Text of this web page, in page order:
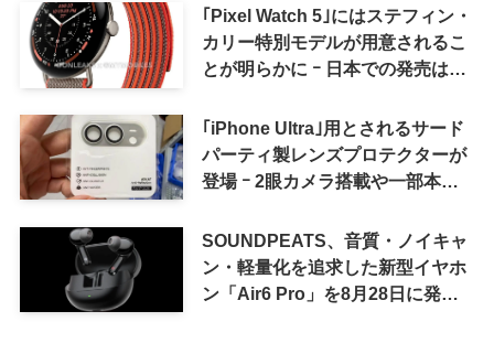
｢Pixel Watch 5｣にはステフィン・
カリー特別モデルが用意されるこ
とが明らかに ｰ 日本での発売は期
｢iPhone Ultra｣用とされるサード
パーティ製レンズプロテクターが
登場 ｰ 2眼カメラ搭載や一部本体
SOUNDPEATS、音質・ノイキャ
ン・軽量化を追求した新型イヤホ
ン「Air6 Pro」を8月28日に発売